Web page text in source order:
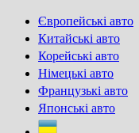
Skip
content
Європейські авто
Китайські авто
Корейські авто
Німецькі авто
Французькі авто
Японські авто